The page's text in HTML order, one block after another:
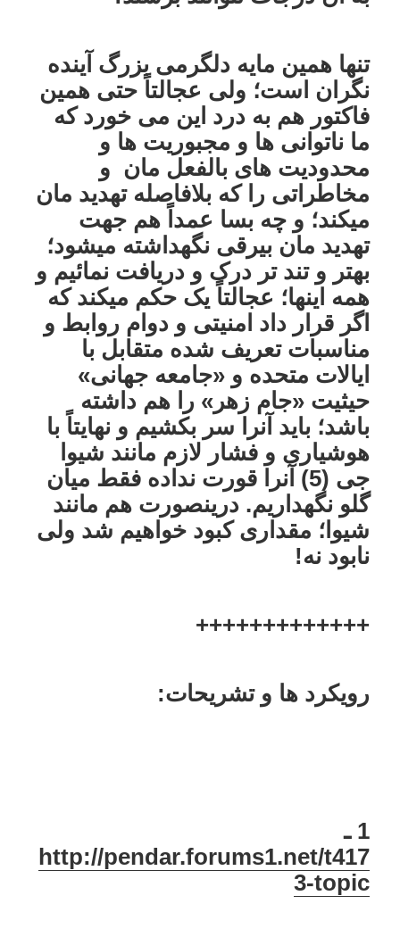
تنها همین مایه دلگرمی بزرگ آینده
نگران است؛ ولی عجالتاً حتی همین
فاکتور هم به درد این می خورد که
ما ناتوانی ها و مجبوریت ها و
محدودیت های بالفعل مان و
مخاطراتی را که بلافاصله تهدید مان
میکند؛ و چه بسا عمداً هم جهت
تهدید مان بیرقی نگهداشته میشود؛
بهتر و تند تر درک و دریافت نمائیم و
همه اینها؛ عجالتاً یک حکم میکند که
اگر قرار داد امنیتی و دوام روابط و
مناسبات تعریف شده متقابل با
ایالات متحده و «جامعه جهانی»
حیثیت «جام زهر» را هم داشته
باشد؛ باید آنرا سر بکشیم و نهایتاً با
هوشیاری و فشار لازم مانند شیوا
جی (5) آنرا قورت نداده فقط میان
گلو نگهداریم. درینصورت هم مانند
شیوا؛ مقداری کبود خواهیم شد ولی
نابود نه!
+++++++++++++
رویکرد ها و تشریحات:
1 ـ
http://pendar.forums1.net/t417
3-topic